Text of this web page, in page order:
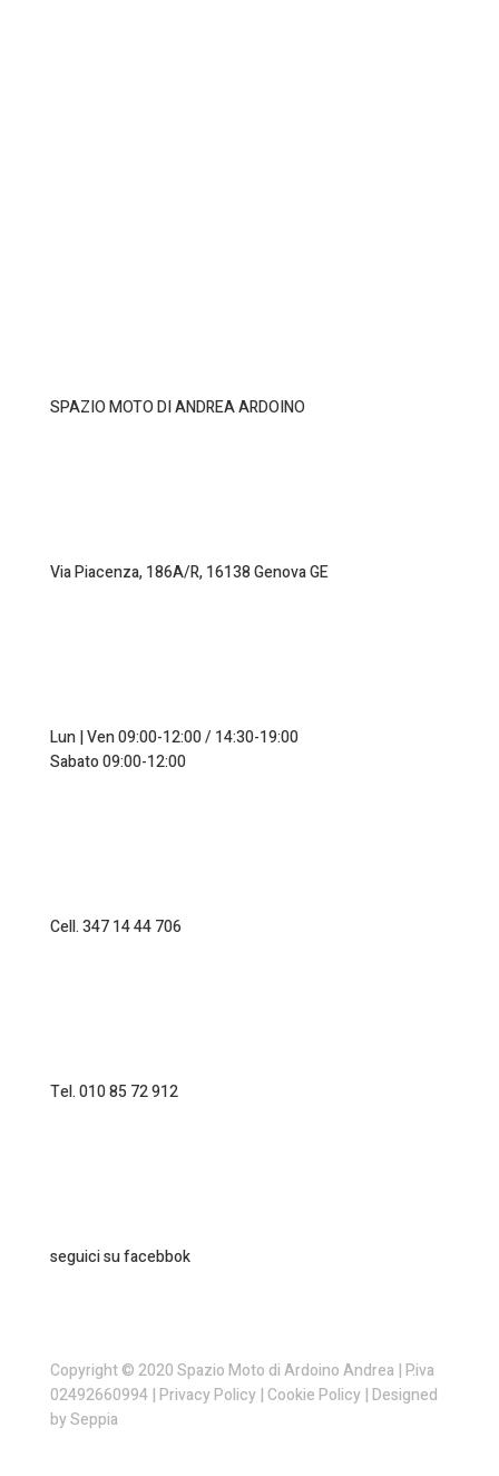
SPAZIO MOTO DI ANDREA ARDOINO
Via Piacenza, 186A/R, 16138 Genova GE
Lun | Ven 09:00-12:00 / 14:30-19:00
Sabato 09:00-12:00
Cell. 347 14 44 706
Tel. 010 85 72 912
seguici su facebbok
Copyright © 2020 Spazio Moto di Ardoino Andrea | P.iva
02492660994 |Privacy Policy|Cookie Policy| Designed
bySeppia